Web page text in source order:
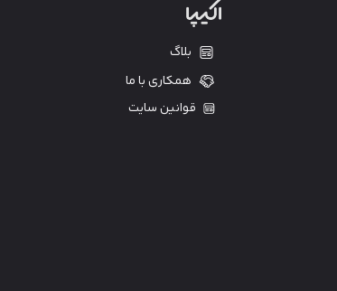
بلاگ
همکاری با ما
قوانین سایت